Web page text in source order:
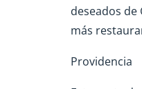
deseados
más
Providencia